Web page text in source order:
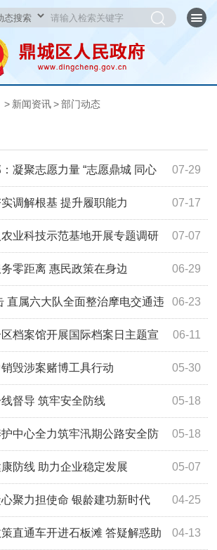
> 新闻资讯 > 部门动态
07-29
凝聚志愿力量 “志愿鼎城 同心
07-17
调解根基 提升履职能力
07-07
业科技示范基地开展专题调研
06-29
零距离 惠民政策在身边
06-23
直属六大队全面整治摩电交通违
06-11
档案馆开展国际档案日主题宣
05-30
毁涉案赌博工具行动
05-18
督导 筑牢安全防线
05-18
中心全力筑牢汛期公路安全防
05-07
防线 助力企业稳定发展
04-25
聚力担使命 银龄建功新时代
04-13
直通车开进石板滩 答疑解惑助